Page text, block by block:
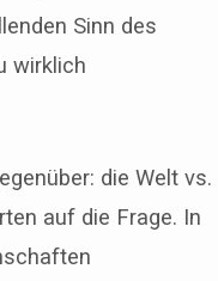
Sinn des
wirklich
die Welt vs.
auf die Frage. In